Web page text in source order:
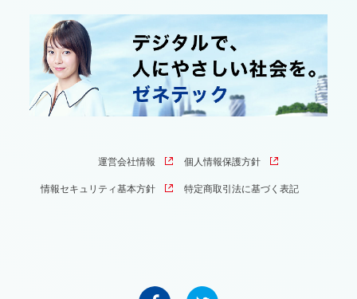
運営会社情報 個人情報保護方針
情報セキュリティ基本方針 特定商取引法に基づく表記